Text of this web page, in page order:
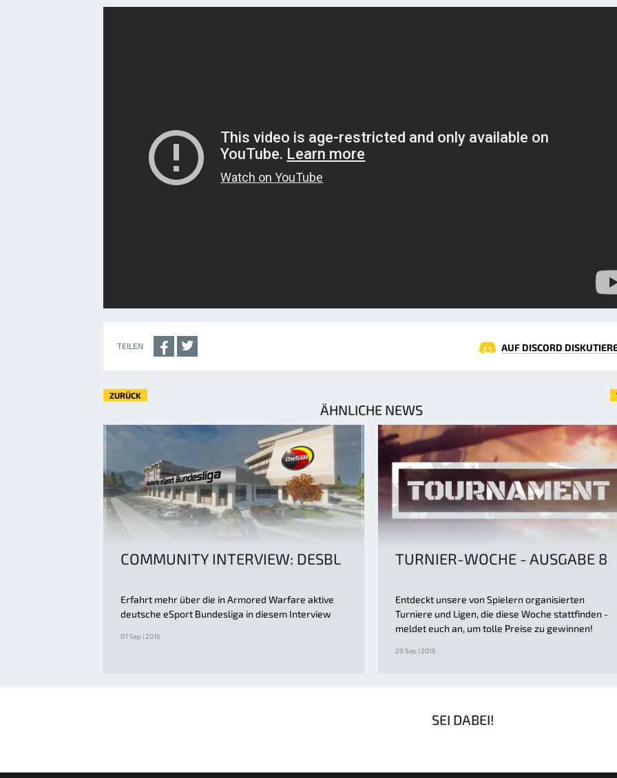
TEILEN AUF DISCORD
ZURÜCK
ÄHNLICHE NEWS
COMMUNITY INTERVIEW: DESBL
Erfahrt mehr über die in Armored Warfare aktive
deutsche eSport Bundesliga in diesem Interview
07 Sep | 2016
TURNIER-WOCHE - AUSGABE 8
Entdeckt unsere von Spielern organisierten
Turniere und Ligen, die diese Woche stattfinden -
meldet euch an, um tolle Preise zu gewinnen!
28 Sep | 2016
SEI DABEI!